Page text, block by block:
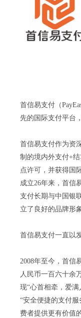
首信易支付（
先的国际支付平台
首信易支付作为资
制的境内外支付+
点许可，并获得国
成立26年来，首信
支付长期与中国银
立了良好的品牌形
首信易支付一直以
2008年至今，首信
人民币一百六十余
现“心首相牵，爱满
“安全便捷的支付
费者提供更有价值